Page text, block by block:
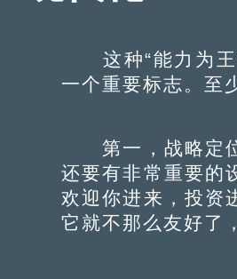
这种“能力为王”
一个重要标志。至
第一，战略定位
还要有非常重要的
欢迎你进来，投资
它就不那么友好了